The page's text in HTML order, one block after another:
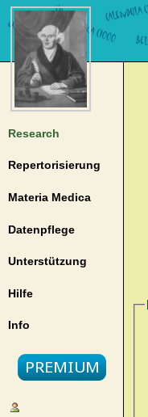
Research
Repertorisierung
Materia Medica
Datenpflege
Unterstützung
Hilfe
Info